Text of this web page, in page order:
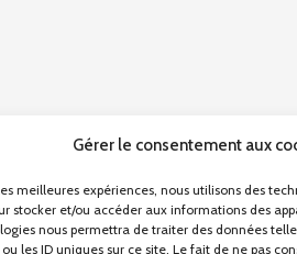
Gérer le consentement aux
meilleures expériences, nous utilisons des
stocker et/ou accéder aux informations des
nous permettra de traiter des données
les ID uniques sur ce site. Le fait de ne pas